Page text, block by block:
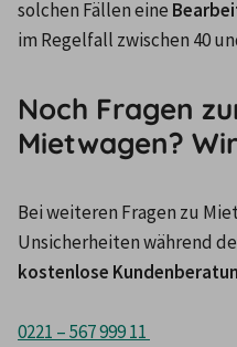
solchen Fällen eine
im Regelfall zwischen 40
Noch Fragen
Mietwagen?
Bei weiteren Fragen zu
kostenlose
0221 – 567 999 11